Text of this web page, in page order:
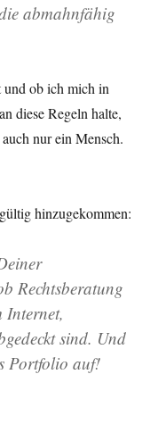
abmahnfähig
und ob ich mich in
diese Regeln halte,
nur ein Mensch.
hinzugekommen:
Rechtsberatung
Internet,
sind. Und
Portfolio auf!